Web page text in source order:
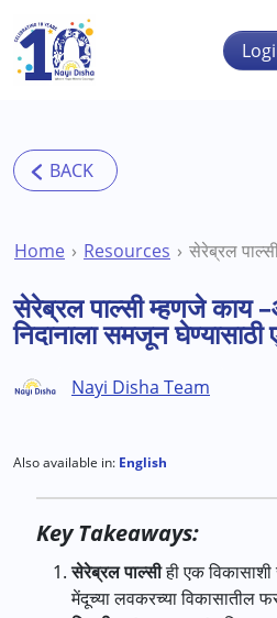
Skip to main content
Home Resources
सेरेब्रल पाल्सी म्हणजे काय
निदानाला समजून घेण्यासाठी
Nayi Disha Team
Also available in: English
Key Takeaways:
सेरेब्रलपाल्सीहीएकविकासाशी
मेंदूच्यालवकरच्याविकासातील